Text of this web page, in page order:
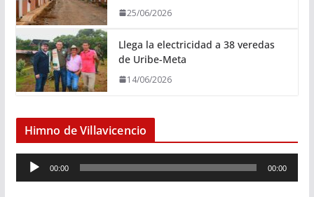
25/06/2026
Llega la electricidad a 38 veredas
de Uribe-Meta
14/06/2026
Himno de Villavicencio
e
00:00 00:00